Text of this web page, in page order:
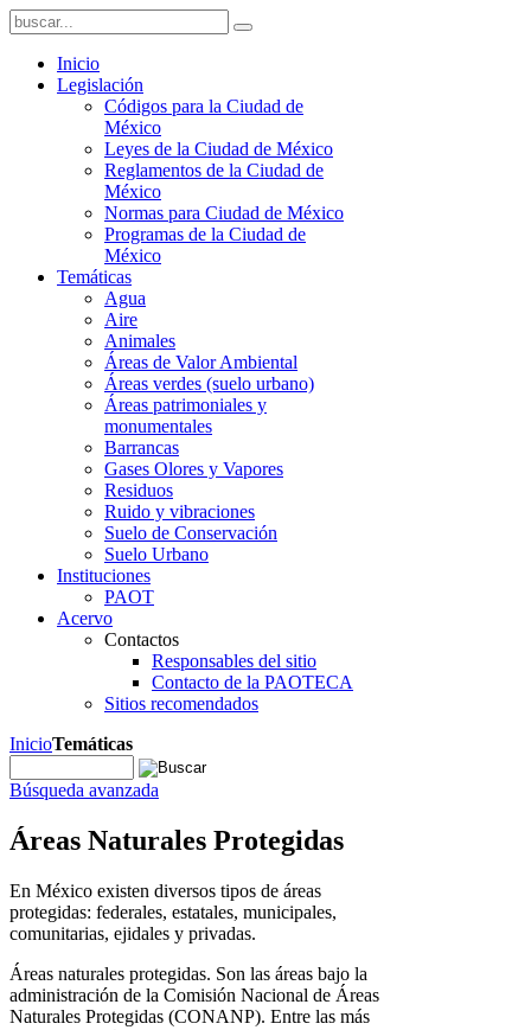
Inicio
Legislación
Códigos para la Ciudad de
México
Leyes de la Ciudad de México
Reglamentos de la Ciudad de
México
Normas para Ciudad de México
Programas de la Ciudad de
México
Temáticas
Agua
Aire
Animales
Áreas de Valor Ambiental
Áreas verdes (suelo urbano)
Áreas patrimoniales y
monumentales
Barrancas
Gases Olores y Vapores
Residuos
Ruido y vibraciones
Suelo de Conservación
Suelo Urbano
Instituciones
PAOT
Acervo
Contactos
Responsables del sitio
Contacto de la PAOTECA
Sitios recomendados
InicioTemáticas
Búsqueda avanzada
Áreas Naturales Protegidas
En México existen diversos tipos de áreas
protegidas: federales, estatales, municipales,
comunitarias, ejidales y privadas.
Áreas naturales protegidas. Son las áreas bajo la
administración de la Comisión Nacional de Áreas
Naturales Protegidas (CONANP). Entre las más